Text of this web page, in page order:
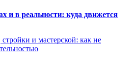
и в реальности: куда движется
и мастерской: как не